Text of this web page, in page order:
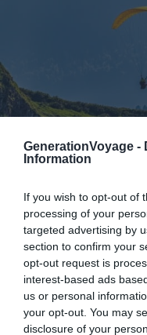
GenerationVoyage -
Information
If you wish to opt-out of
processing of your
targeted advertising by
section to confirm your
opt-out request is
interest-based ads
us or personal
your opt-out. You may
disclosure of your
💰 À partir de110 €
toute l’année si
👍Le petit plus
expérience
et la mer !